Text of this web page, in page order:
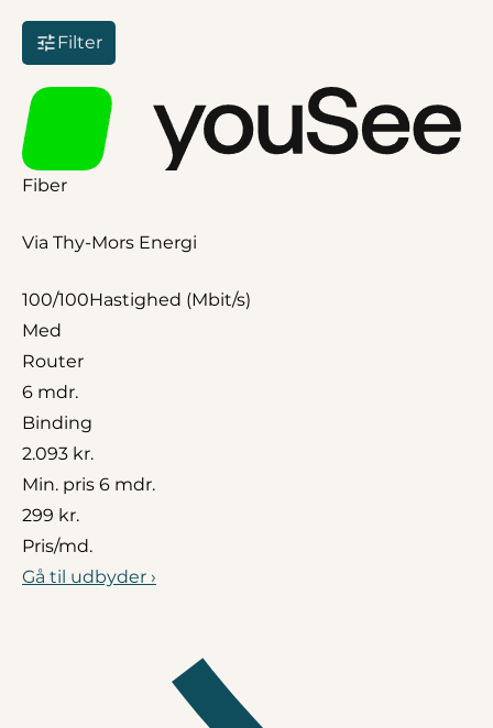
Filter
Fiber
Via Thy-Mors Energi
100/100Hastighed (Mbit/s)
Med
Router
6 mdr.
Binding
2.093 kr.
Min. pris 6 mdr.
299 kr.
Pris/md.
Gå til udbyder ›